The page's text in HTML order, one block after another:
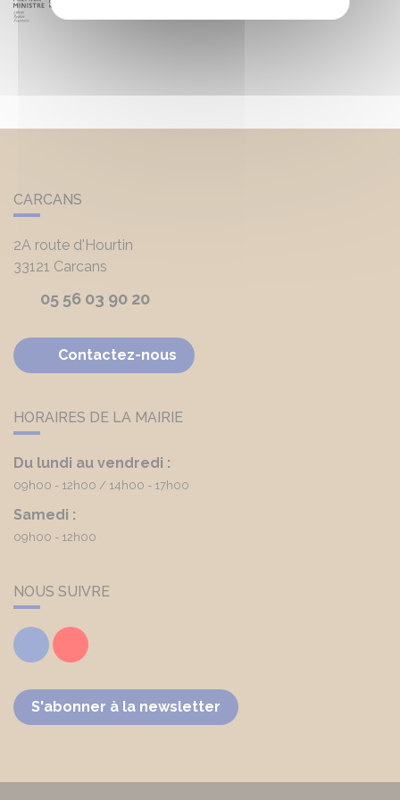
CARCANS
2A route d'Hourtin
33121 Carcans
05 56 03 90 20
Contactez-nous
HORAIRES DE LA MAIRIE
Du lundi au vendredi :
09h00 - 12h00 14h00 - 17h00
Samedi :
09h00 - 12h00
NOUS SUIVRE
FacebookYoutube
S'abonner à la newsletter